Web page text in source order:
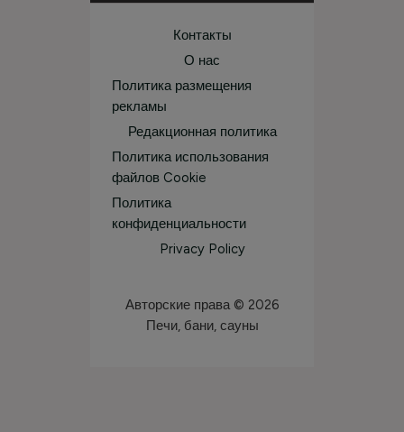
Контакты
О нас
Политика размещения
рекламы
Редакционная политика
Политика использования
файлов Cookie
Политика
конфиденциальности
Privacy Policy
Авторские права © 2026
Печи, бани, сауны